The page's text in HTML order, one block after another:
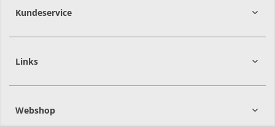
8700Horsens
Kundeservice
Links
Webshop